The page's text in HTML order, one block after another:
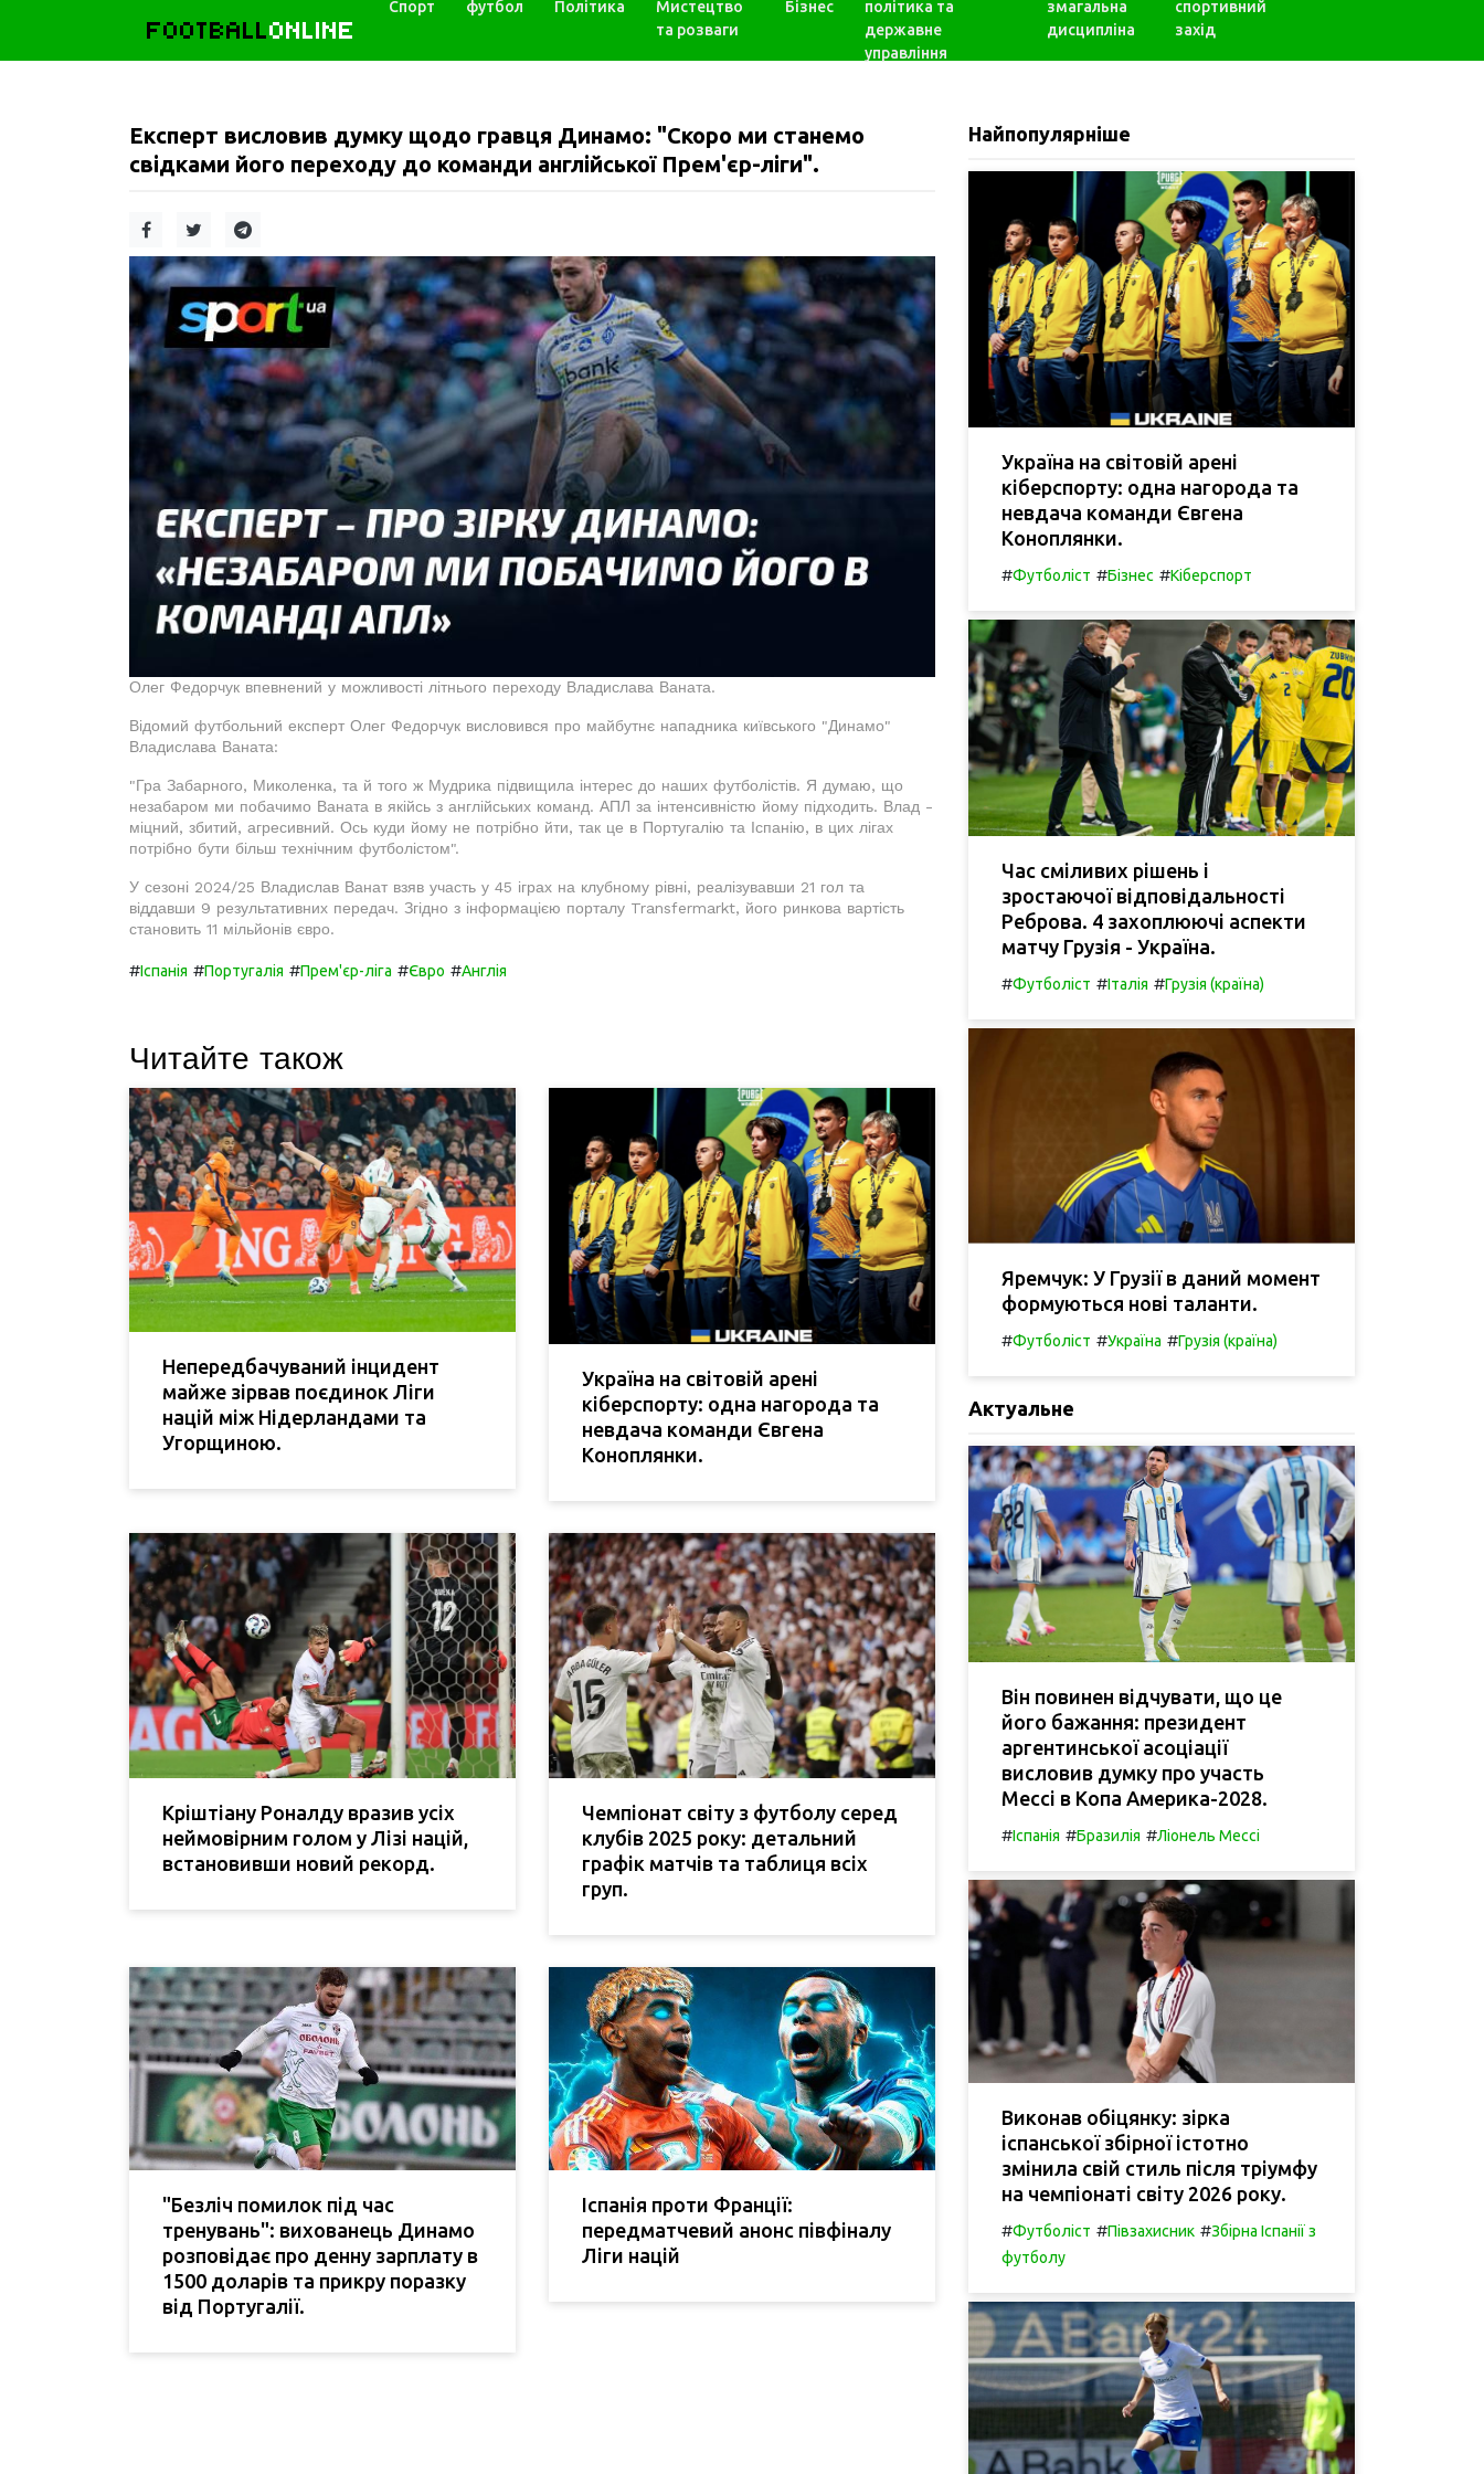
FOOTBALLONLINE
Спорт футбол Політика
Мистецтво
та розваги
Бізнес
політика та
державне
управління
змагальна
дисципліна
спортивний
захід
Експерт висловив думку щодо гравця Динамо: "Скоро ми станемо
свідками його переходу до команди англійської Прем'єр-ліги".
Олег Федорчук впевнений у можливості літнього переходу Владислава Ваната.
Відомий футбольний експерт Олег Федорчук висловився про майбутнє нападника київського "Динамо"
Владислава Ваната:
"Гра Забарного, Миколенка, та й того ж Мудрика підвищила інтерес до наших футболістів. Я думаю, що
незабаром ми побачимо Ваната в якійсь з англійських команд. АПЛ за інтенсивністю йому підходить. Влад -
міцний, збитий, агресивний. Ось куди йому не потрібно йти, так це в Португалію та Іспанію, в цих лігах
потрібно бути більш технічним футболістом".
У сезоні 2024/25 Владислав Ванат взяв участь у 45 іграх на клубному рівні, реалізувавши 21 гол та
віддавши 9 результативних передач. Згідно з інформацією порталу Transfermarkt, його ринкова вартість
становить 11 мільйонів євро.
#Іспанія #Португалія #Прем'єр-ліга #Євро #Англія
Читайте також
Непередбачуваний інцидент
майже зірвав поєдинок Ліги
націй між Нідерландами та
Угорщиною.
Україна на світовій арені
кіберспорту: одна нагорода та
невдача команди Євгена
Коноплянки.
Кріштіану Роналду вразив усіх
неймовірним голом у Лізі націй,
встановивши новий рекорд.
Чемпіонат світу з футболу серед
клубів 2025 року: детальний
графік матчів та таблиця всіх
груп.
"Безліч помилок під час
тренувань": вихованець Динамо
розповідає про денну зарплату в
1500 доларів та прикру поразку
від Португалії.
Іспанія проти Франції:
передматчевий анонс півфіналу
Ліги націй
Найпопулярніше
Україна на світовій арені
кіберспорту: одна нагорода та
невдача команди Євгена
Коноплянки.
#Футболіст #Бізнес #Кіберспорт
Час сміливих рішень і
зростаючої відповідальності
Реброва. 4 захоплюючі аспекти
матчу Грузія - Україна.
#Футболіст #Італія #Грузія (країна)
Яремчук: У Грузії в даний момент
формуються нові таланти.
#Футболіст #Україна #Грузія (країна)
Актуальне
Він повинен відчувати, що це
його бажання: президент
аргентинської асоціації
висловив думку про участь
Мессі в Копа Америка-2028.
#Іспанія #Бразилія #Ліонель Мессі
Виконав обіцянку: зірка
іспанської збірної істотно
змінила свій стиль після тріумфу
на чемпіонаті світу 2026 року.
#Футболіст #Півзахисник #Збірна Іспанії з
футболу